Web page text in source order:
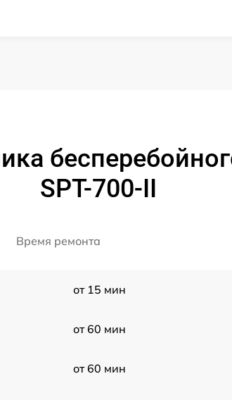
SPT-700-II
Время ремонта
от 15 мин
от 60 мин
от 60 мин